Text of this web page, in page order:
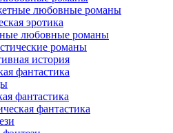
любовные романы
эротика
любовные романы
романы
история
фантастика
фантастика
фантастика